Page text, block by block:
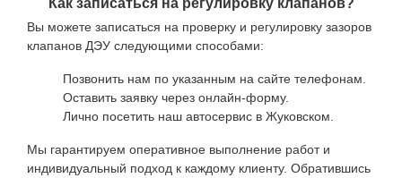
Как записаться на регулировку клапанов?
Вы можете записаться на проверку и регулировку зазоров
клапанов ДЭУ следующими способами:
Позвонить нам по указанным на сайте телефонам.
Оставить заявку через онлайн-форму.
Лично посетить наш автосервис в Жуковском.
Мы гарантируем оперативное выполнение работ и
индивидуальный подход к каждому клиенту. Обратившись